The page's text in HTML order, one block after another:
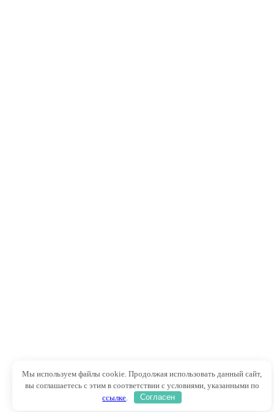
Мы используем файлы cookie. Продолжая использовать данный сайт,
вы соглашаетесь с этим в соответствии с условиями, указанными по
ссылке
Согласен